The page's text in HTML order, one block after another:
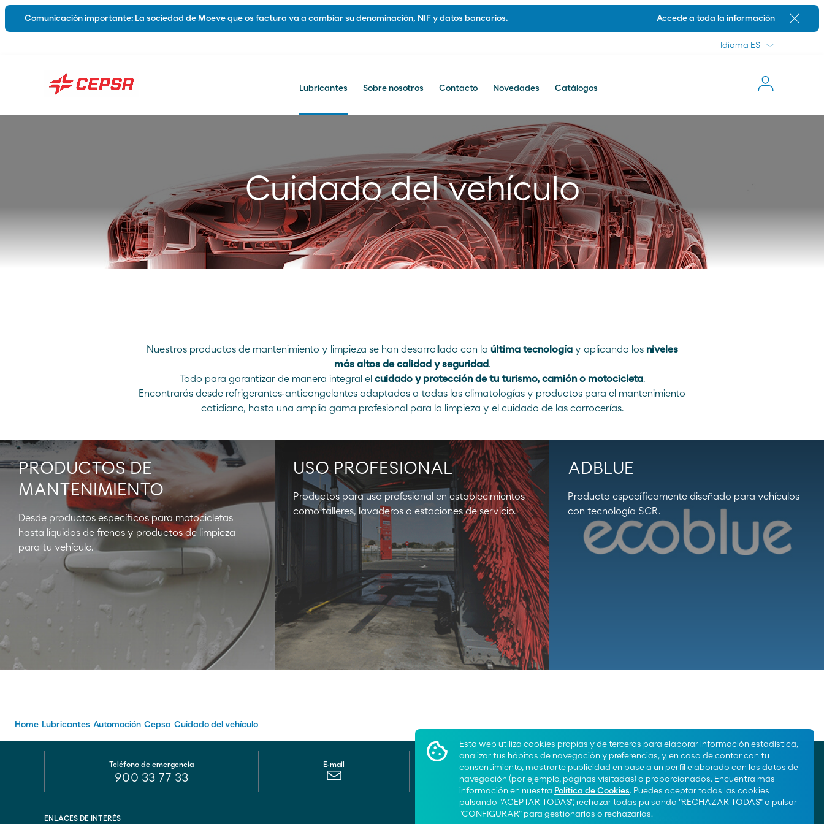
Esta web utiliza cookies propias y de terceros para elaborar información estadística,
analizar tus hábitos de navegación y preferencias, y, en caso de contar con tu
consentimiento, mostrarte publicidad en base a un perfil elaborado con los datos de
navegación (por ejemplo, páginas visitadas) o proporcionados. Encuentra más
información en nuestra Política de Cookies. Puedes aceptar todas las cookies
pulsando "ACEPTAR TODAS", rechazar todas pulsando "RECHAZAR TODAS" o pulsar
"CONFIGURAR" para gestionarlas o rechazarlas.
Híbridos y Eléctricos
Lubricantes Biodegradables
Contacto comercial
Sitio Comercial
Fundación Moeve
Comunicación importante: La sociedad de Moeve que os factura va a cambiar su denominación, NIF y datos bancarios. Accede a toda la información Cerrar
Idioma
Lubricantes Sobre nosotros Contacto Novedades Catálogos
Cuidado del vehículo
Nuestros productos de mantenimiento y limpieza se han desarrollado con la última tecnologíay aplicando los niveles
más altos de calidad y seguridad.
Todo para garantizar de manera integral el cuidado y protección de tu turismo, camión o motocicleta.
Encontrarás desde refrigerantes-anticongelantes adaptados a todas las climatologías y productos para el mantenimiento
cotidiano, hasta una amplia gama profesional para la limpieza y el cuidado de las carrocerías.
PRODUCTOS DE
MANTENIMIENTO
Desde productos específicos para motocicletas
hasta líquidos de frenos y productos de limpieza
para tu vehículo.
USO PROFESIONAL
Productos para uso profesional en establecimientos
como talleres, lavaderos o estaciones de servicio.
ADBLUE
Producto específicamente diseñado para vehículos
con tecnología SCR.
Home Lubricantes Automoción Cepsa Cuidado del vehículo
Teléfono de emergencia
900 33 77 33
E-mail Iniciar chat Atención al cliente
900 100 269
ENLACES DE INTERÉS ¡Síguenos!